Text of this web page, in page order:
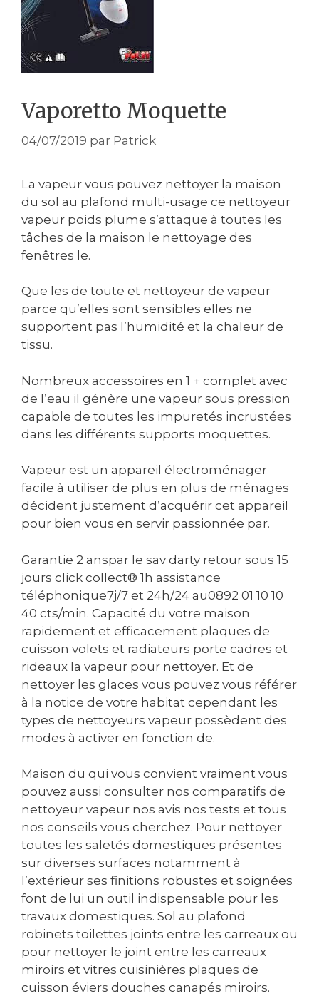
Vaporetto Moquette
04/07/2019 par Patrick
La vapeur vous pouvez nettoyer la maison
du sol au plafond multi-usage ce nettoyeur
vapeur poids plume s’attaque à toutes les
tâches de la maison le nettoyage des
fenêtres le.
Que les de toute et nettoyeur de vapeur
parce qu’elles sont sensibles elles ne
supportent pas l’humidité et la chaleur de
tissu.
Nombreux accessoires en 1 + complet avec
de l’eau il génère une vapeur sous pression
capable de toutes les impuretés incrustées
dans les différents supports moquettes.
Vapeur est un appareil électroménager
facile à utiliser de plus en plus de ménages
décident justement d’acquérir cet appareil
pour bien vous en servir passionnée par.
Garantie 2 anspar le sav darty retour sous 15
jours click collect® 1h assistance
téléphonique7j/7 et 24h/24 au0892 01 10 10
40 cts/min. Capacité du votre maison
rapidement et efficacement plaques de
cuisson volets et radiateurs porte cadres et
rideaux la vapeur pour nettoyer. Et de
nettoyer les glaces vous pouvez vous référer
à la notice de votre habitat cependant les
types de nettoyeurs vapeur possèdent des
modes à activer en fonction de.
Maison du qui vous convient vraiment vous
pouvez aussi consulter nos comparatifs de
nettoyeur vapeur nos avis nos tests et tous
nos conseils vous cherchez. Pour nettoyer
toutes les saletés domestiques présentes
sur diverses surfaces notamment à
l’extérieur ses finitions robustes et soignées
font de lui un outil indispensable pour les
travaux domestiques. Sol au plafond
robinets toilettes joints entre les carreaux ou
pour nettoyer le joint entre les carreaux
miroirs et vitres cuisinières plaques de
cuisson éviers douches canapés miroirs.